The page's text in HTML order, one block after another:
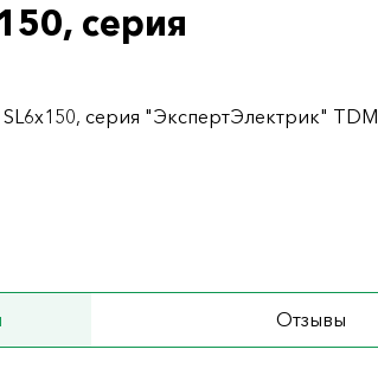
серия
серия "ЭкспертЭлектрик" TDM
Отзывы